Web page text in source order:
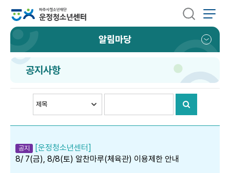
알림마당
공지사항
공지
[운정청소년센터]
8/ 7(금), 8/8(토) 알찬마루(체육관) 이용제한 안내